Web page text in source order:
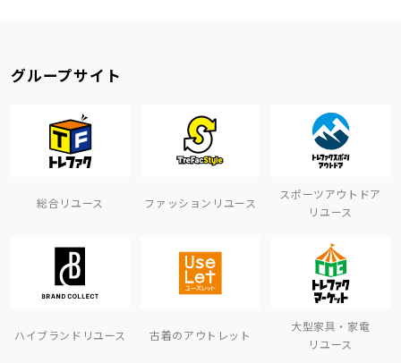
グループサイト
総合リユース ファッションリユース
スポーツアウトドア
リユース
ハイブランドリユース 古着のアウトレット
大型家具・家電
リユース